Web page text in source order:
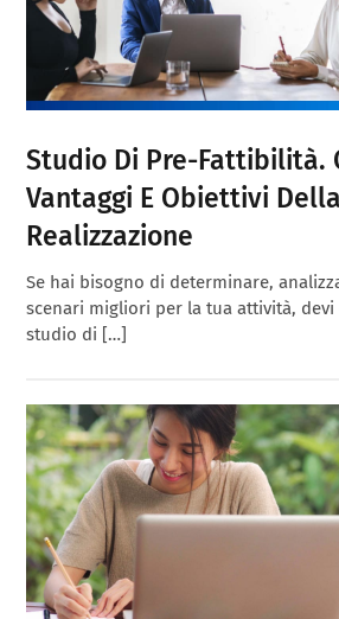
Studio Di Pre-Fattibilità.
Vantaggi E Obiettivi
Realizzazione
Se hai bisogno di determinare,
scenari migliori per la tua attività,
studio di […]